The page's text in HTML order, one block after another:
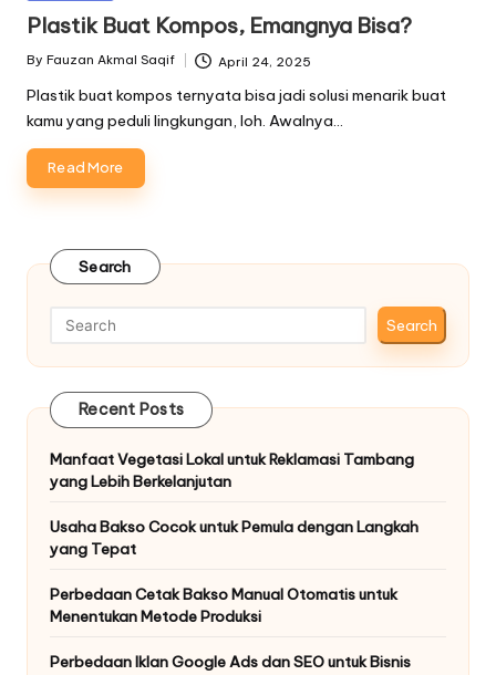
Plastik Buat Kompos, Emangnya Bisa?
Posted
By Fauzan Akmal Saqif April 24, 2025
Plastik buat kompos ternyata bisa jadi solusi menarik buat
kamu yang peduli lingkungan, loh. Awalnya…
Read More
Search
Search
Recent Posts
Manfaat Vegetasi Lokal untuk Reklamasi Tambang
yang Lebih Berkelanjutan
Usaha Bakso Cocok untuk Pemula dengan Langkah
yang Tepat
Perbedaan Cetak Bakso Manual Otomatis untuk
Menentukan Metode Produksi
Perbedaan Iklan Google Ads dan SEO untuk Bisnis